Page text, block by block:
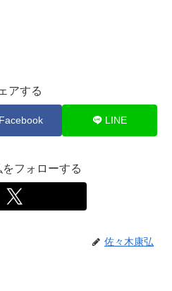
アする
Facebook LINE
フォローする
佐々木康弘